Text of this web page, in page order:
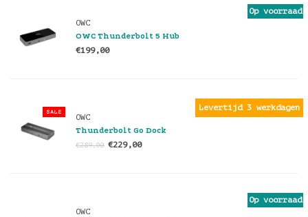
Op voorraad
OWC
OWC Thunderbolt 5 Hub
€199,00
Levertijd 3 werkdagen
SALE
OWC
Thunderbolt Go Dock
€289,00 €229,00
Op voorraad
OWC